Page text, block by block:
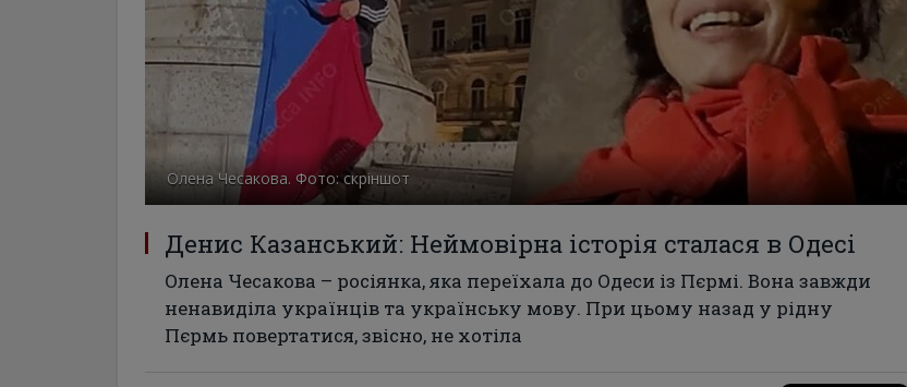
Олена Чесакова. Фото: скріншот
Денис Казанський: Неймовірна історія сталася в Одесі
Олена Чесакова – росіянка, яка переїхала до Одеси із Пєрмі. Вона завжди
ненавиділа українців та українську мову. При цьому назад у рідну
Пєрмь повертатися, звісно, ​​не хотіла